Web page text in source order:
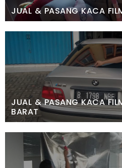
JUAL & PASANG KACA
JUAL & PASANG KACA
BARAT